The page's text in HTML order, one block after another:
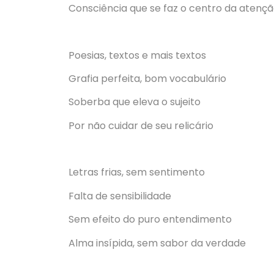
Consciência que se faz o centro da
Poesias, textos e mais textos
Grafia perfeita, bom vocabulário
Soberba que eleva o sujeito
Por não cuidar de seu relicário
Letras frias, sem sentimento
Falta de sensibilidade
Sem efeito do puro entendimento
Alma insípida, sem sabor da verdade